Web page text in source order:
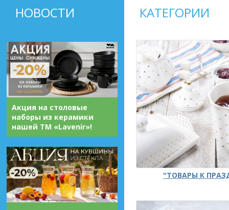
НОВОСТИ
Акция на столовые
наборы из керамики
нашей ТМ «Lavenir»!
КАТЕГОРИИ
"ТОВАРЫ К